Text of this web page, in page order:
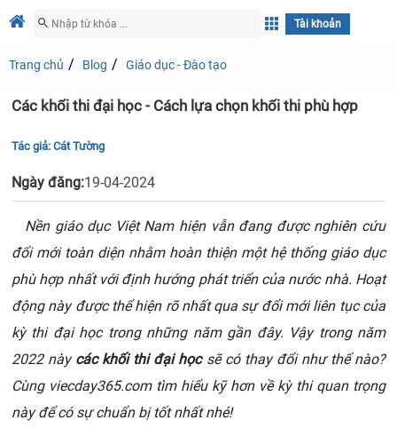
Tài khoản
Trang chủ Blog Giáo dục - Đào tạo
Các khối thi đại học - Cách lựa chọn khối thi phù hợp
Tác giả: Cát Tường
Ngày đăng:19-04-2024
Nền giáo dục Việt Nam hiện vẫn đang được nghiên cứu
đổi mới toàn diện nhằm hoàn thiện một hệ thống giáo dục
phù hợp nhất với định hướng phát triển của nước nhà. Hoạt
động này được thể hiện rõ nhất qua sự đổi mới liên tục của
kỳ thi đại học trong những năm gần đây. Vậy trong năm
2022 này các khối thi đại học sẽ có thay đổi như thế nào?
Cùng viecday365.com tìm hiểu kỹ hơn về kỳ thi quan trọng
này để có sự chuẩn bị tốt nhất nhé!